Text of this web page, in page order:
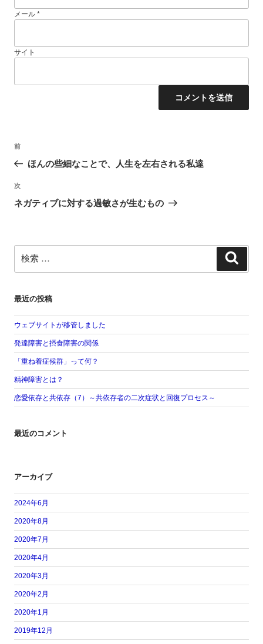
メール *
サイト
稿
ビ
ー
ョ
過
の
稿
前
ほんの些細なことで、人生を左右される私達
次
投
次
ネガティブに対する過敏さが生むもの
索:
最近の投稿
ウェブサイトが移管しました
発達障害と摂食障害の関係
「重ね着症候群」って何？
精神障害とは？
恋愛依存と共依存（7）～共依存者の二次症状と回復プロセス～
最近のコメント
アーカイブ
2024年6月
2020年8月
2020年7月
2020年4月
2020年3月
2020年2月
2020年1月
2019年12月